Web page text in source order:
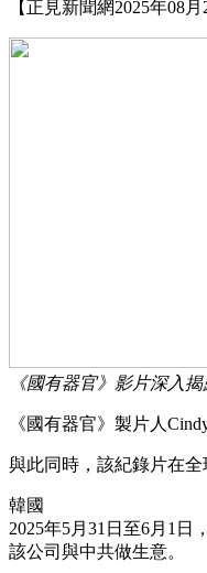
【正見新聞網2025年08月
《國有器官》影片深入
《國有器官》製片人
與此同時，該紀錄片在
韓國
2025年5月31日至6月1
該公司與中共做生意。